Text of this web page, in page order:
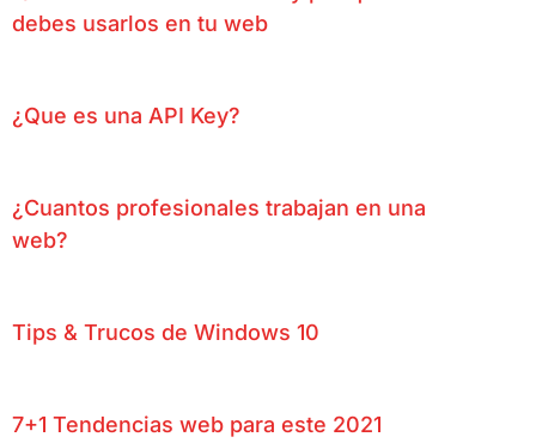
debes usarlos en tu web
¿Que es una API Key?
¿Cuantos profesionales trabajan en una
web?
Tips & Trucos de Windows 10
7+1 Tendencias web para este 2021